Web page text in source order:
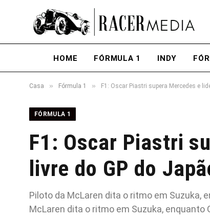
HOME FÓRMULA 1 INDY
Casa » Fórmula 1 » F1: Oscar Piastri supera Mercedes e
FÓRMULA 1
F1: Oscar Piastri
livre do GP do
Piloto da McLaren dita o ritmo em Suzuka,
McLaren dita o ritmo em Suzuka,